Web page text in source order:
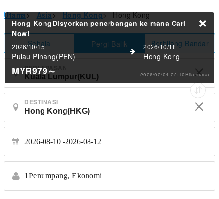
Utama> Asia> Hong Kong> Hong Kong
Sehala Pergi-Balik Berbilang Bandar
PERLEPASAN
DESTINASI
2026-08-10 2026-08-12
1Penumpang, Ekonomi
Hong KongDisyorkan penerbangan ke mana Cari
Now!
2026/10/15
Pulau Pinang(PEN)
2026/10/18
Hong Kong
MYR979～ 2026/02/04 22:10Bila masa